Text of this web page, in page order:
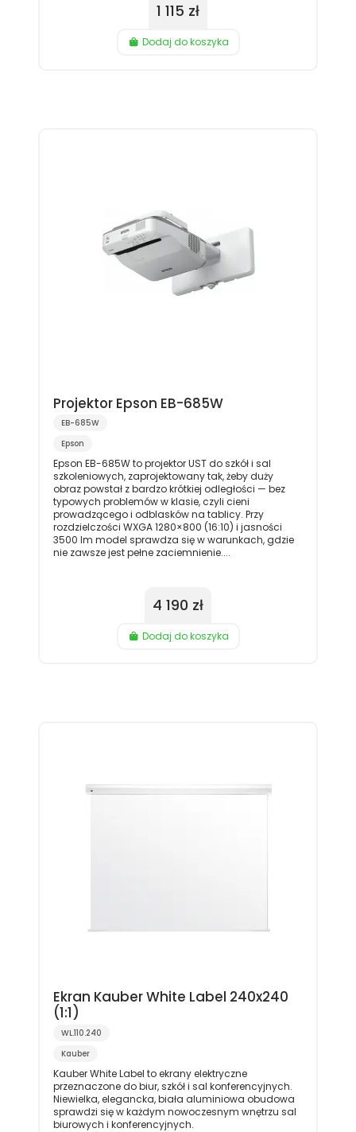
1 115 zł
Dodaj do koszyka
Projektor Epson EB-685W
EB-685W
Epson
Epson EB-685W to projektor UST do szkół i sal
szkoleniowych, zaprojektowany tak, żeby duży
obraz powstał z bardzo krótkiej odległości — bez
typowych problemów w klasie, czyli cieni
prowadzącego i odblasków na tablicy. Przy
rozdzielczości WXGA 1280×800 (16:10) i jasności
3500 lm model sprawdza się w warunkach, gdzie
nie zawsze jest pełne zaciemnienie....
4 190 zł
Dodaj do koszyka
Ekran Kauber White Label 240x240
(1:1)
WL.110.240
Kauber
Kauber White Label to ekrany elektryczne
przeznaczone do biur, szkół i sal konferencyjnych.
Niewielka, elegancka, biała aluminiowa obudowa
sprawdzi się w każdym nowoczesnym wnętrzu sal
biurowych i konferencyjnych.